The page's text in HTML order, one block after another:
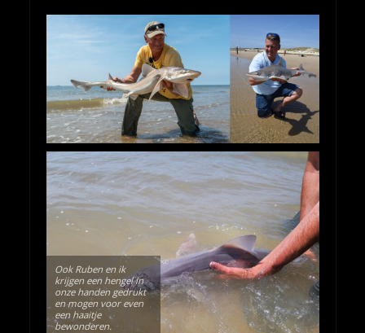
Ook Ruben en ik
krijgen een hengel in
onze handen gedrukt
en mogen voor even
een haaitje
bewonderen.